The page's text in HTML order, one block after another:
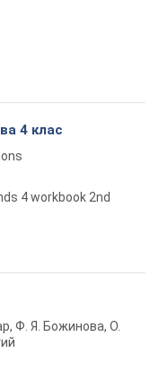
4 клас
4 workbook 2nd
Ф. Я. Божинова, О.